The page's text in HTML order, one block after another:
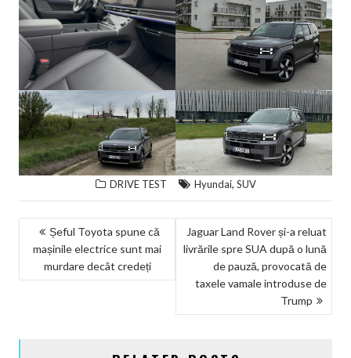
DRIVE TEST Hyundai, SUV
NAVIGARE
ÎN
ARTICOLE
Șeful Toyota spune că
mașinile electrice sunt mai
murdare decât credeți
Jaguar Land Rover și-a reluat
livrările spre SUA după o lună
de pauză, provocată de
taxele vamale introduse de
Trump